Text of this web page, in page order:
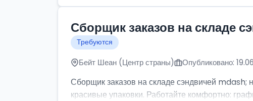
Сборщик заказов на складе
Требуются
Бейт Шеан (Центр страны) Опубликовано:
Сборщик заказов на складе сэндвичей mdash;
красивые упаковки. Работайте комфортно: